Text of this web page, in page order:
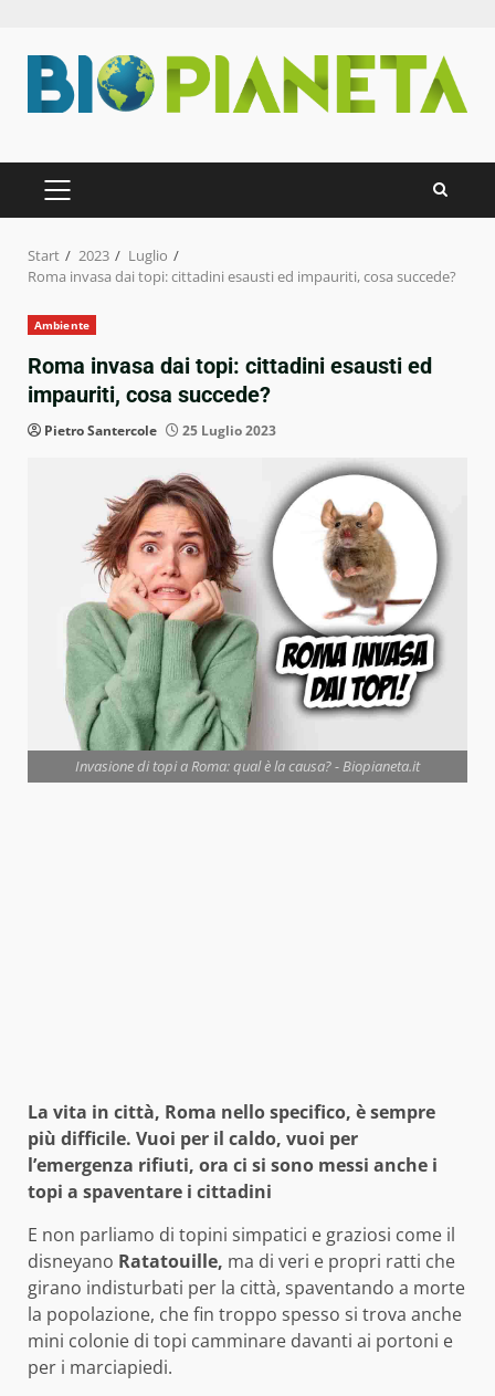
Inhalt
springen
PRIMÄRES
MENÜ
Start 2023
Luglio
Roma invasa dai topi: cittadini esausti ed impauriti, cosa succede?
Ambiente
Roma invasa dai topi: cittadini esausti ed
impauriti, cosa succede?
Pietro Santercole 25 Luglio 2023
Invasione di topi a Roma: qual è la causa? - Biopianeta.it
La vita in città, Roma nello specifico, è sempre
più difficile. Vuoi per il caldo, vuoi per
l’emergenza rifiuti, ora ci si sono messi anche i
topi a spaventare i cittadini
E non parliamo di topini simpatici e graziosi come il
disneyano Ratatouille, ma di veri e propri ratti che
girano indisturbati per la città, spaventando a morte
la popolazione, che fin troppo spesso si trova anche
mini colonie di topi camminare davanti ai portoni e
per i marciapiedi.